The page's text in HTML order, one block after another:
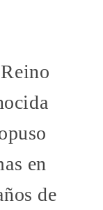
en
de